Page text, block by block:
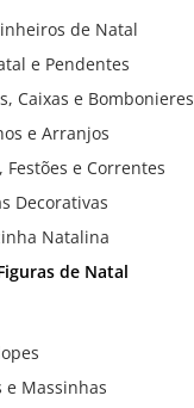
de Natal
e Pendentes
Caixas e Bombonieres
e Arranjos
Festões e Correntes
Decorativas
Natalina
de Natal
e Massinhas